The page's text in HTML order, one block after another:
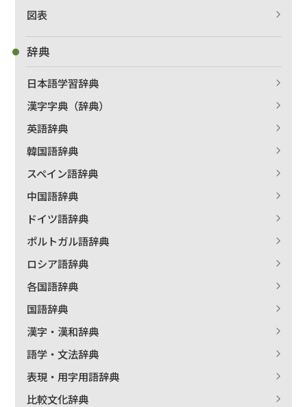
図表
辞典
日本語学習辞典
漢字字典（辞典）
英語辞典
韓国語辞典
スペイン語辞典
中国語辞典
ドイツ語辞典
ポルトガル語辞典
ロシア語辞典
各国語辞典
国語辞典
漢字・漢和辞典
語学・文法辞典
表現・用字用語辞典
比較文化辞典